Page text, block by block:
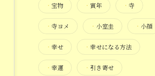
・ 宝物 ・ 寅年 ・ 寺
・ 寺ヨメ ・ 小室圭 ・ 小顔
・ 幸せ ・ 幸せになる方法
・ 幸運 ・ 引き寄せ